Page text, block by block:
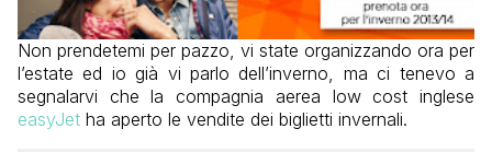
Non prendetemi per pazzo, vi state organizzando ora per
l’estate ed io già vi parlo dell’inverno, ma ci tenevo a
segnalarvi che la compagnia aerea low cost inglese
easyJet ha aperto le vendite dei biglietti invernali.